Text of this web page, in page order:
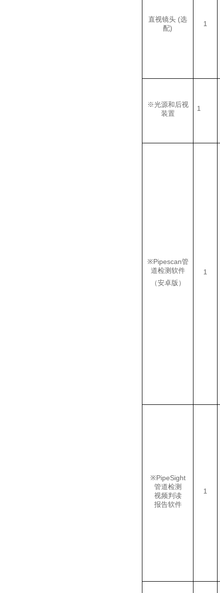
直视镜头 (选
配)
1
※光源和后视
装置
1
※Pipescan管
道检测软件
（安卓版）
1
※PipeSight
管道检测
视频判读
报告软件
1